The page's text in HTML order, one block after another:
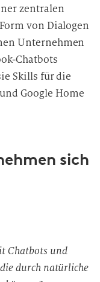
zentralen
von Dialogen
Unternehmen
Chatbots
Skills für die
Google Home
sich
Chatbots und
durch natürliche